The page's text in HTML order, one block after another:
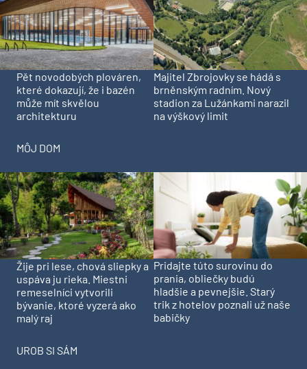
Pět novodobých plováren,
které dokazují, že i bazén
může mít skvělou
architekturu
Majitel Zbrojovky se hádá s
brněnským radním. Nový
stadion za Lužánkami narazil
na výškový limit
MÔJ DOM
Žije pri lese, chová sliepky a
uspáva ju rieka. Miestni
remeselníci vytvorili
bývanie, ktoré vyzerá ako
malý raj
Pridajte túto surovinu do
prania, obliečky budú
hladšie a pevnejšie. Starý
trik z hotelov poznali už naše
babičky
UROB SI SÁM